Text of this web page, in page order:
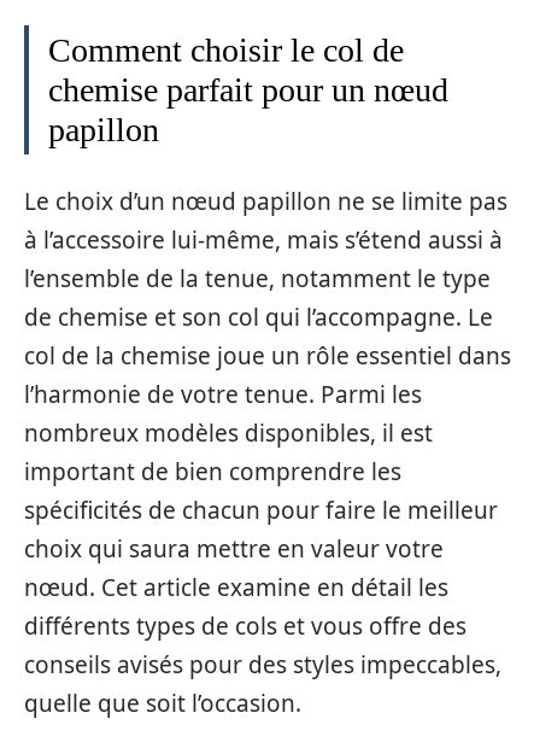
Comment choisir le col de
chemise parfait pour un nœud
papillon
Le choix d’un nœud papillon ne se limite pas
à l’accessoire lui-même, mais s’étend aussi à
l’ensemble de la tenue, notamment le type
de chemise et son col qui l’accompagne. Le
col de la chemise joue un rôle essentiel dans
l’harmonie de votre tenue. Parmi les
nombreux modèles disponibles, il est
important de bien comprendre les
spécificités de chacun pour faire le meilleur
choix qui saura mettre en valeur votre
nœud. Cet article examine en détail les
différents types de cols et vous offre des
conseils avisés pour des styles impeccables,
quelle que soit l’occasion.